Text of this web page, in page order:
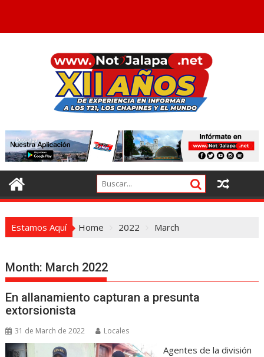
Estamos Aquí Home 2022 March
Month: March 2022
En allanamiento capturan a presunta
extorsionista
31 de March de 2022 Locales
Agentes de la división